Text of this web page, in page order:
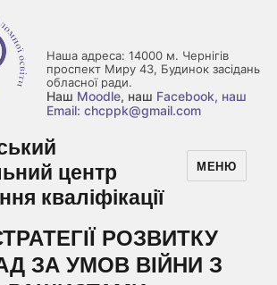
Наша адреса: 14000 м. Чернігів
проспект Миру 43, Будинок засідань
обласної ради.
Наш Moodle, наш Facebook, наш
Email: chcppk@gmail.com
центр
кваліфікації
МЕНЮ
РОЗВИТКУ
ЗА УМОВ ВІЙНИ З